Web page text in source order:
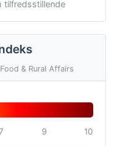
tilfredsstillende
& Rural Affairs
9 10